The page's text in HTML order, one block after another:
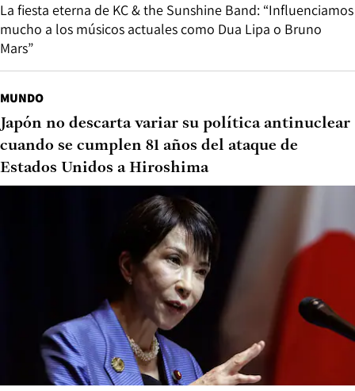
La fiesta eterna de KC & the Sunshine Band: “Influenciamos
mucho a los músicos actuales como Dua Lipa o Bruno
Mars”
MUNDO
Japón no descarta variar su política antinuclear
cuando se cumplen 81 años del ataque de
Estados Unidos a Hiroshima